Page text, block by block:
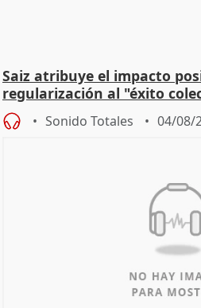
Saiz atribuye el impacto
regularización al "éxito
Sonido Totales 04/08/